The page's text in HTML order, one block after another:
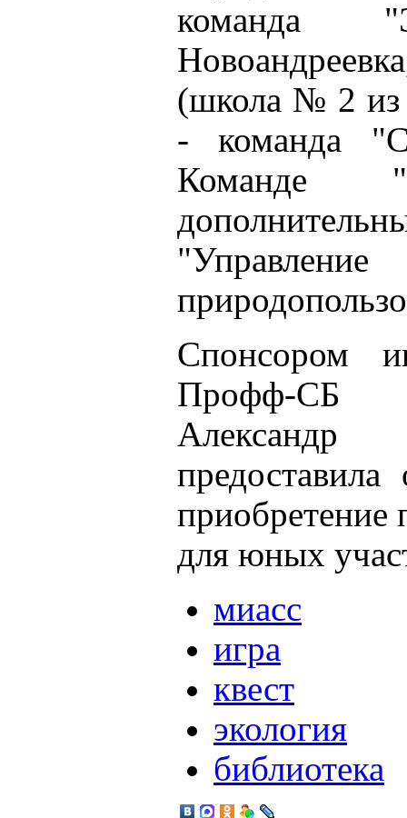
команда
(школа № 2 из
- команда
Команде
Спонсором
Профф-СБ
предоставила
приобретение
для юных
миасс
игра
квест
экология
библиотека